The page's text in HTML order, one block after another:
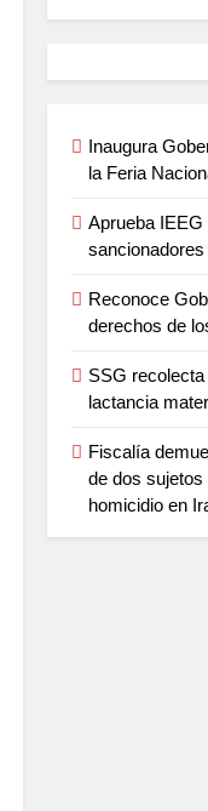
Inaugura
la Feria
Aprueba
sancionadores
Reconoce
derechos de
SSG
lactancia
Fiscalía
de dos
homicidio en